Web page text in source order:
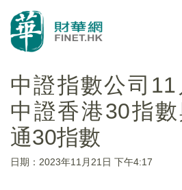
中證指數公司
中證香港30指
通30指數
日期：2023年11月21日 下午4:17